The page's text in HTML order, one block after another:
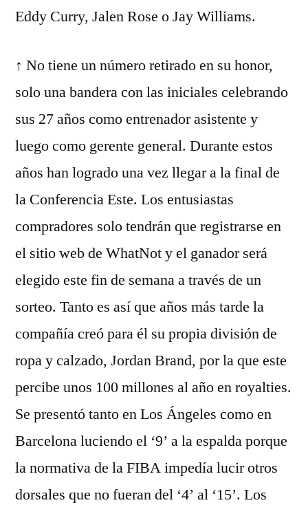
Eddy Curry, Jalen Rose o Jay Williams.
↑ No tiene un número retirado en su honor,
solo una bandera con las iniciales celebrando
sus 27 años como entrenador asistente y
luego como gerente general. Durante estos
años han logrado una vez llegar a la final de
la Conferencia Este. Los entusiastas
compradores solo tendrán que registrarse en
el sitio web de WhatNot y el ganador será
elegido este fin de semana a través de un
sorteo. Tanto es así que años más tarde la
compañía creó para él su propia división de
ropa y calzado, Jordan Brand, por la que este
percibe unos 100 millones al año en royalties.
Se presentó tanto en Los Ángeles como en
Barcelona luciendo el ‘9’ a la espalda porque
la normativa de la FIBA impedía lucir otros
dorsales que no fueran del ‘4’ al ‘15’. Los